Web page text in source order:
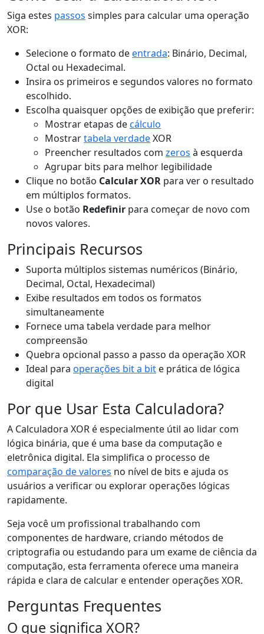
Siga estes passos simples para calcular uma operação
XOR:
Selecione o formato deentrada: Binário, Decimal,
Octal ou Hexadecimal.
Insira os primeiros e segundos valores no formato
escolhido.
Escolha quaisquer opções de exibição que preferir:
Mostrar etapas decálculo
Mostrartabela verdadeXOR
Preencher resultados com zeros à esquerda
Agrupar bits para melhor legibilidade
Clique no botão Calcular XOR para ver o resultado
em múltiplos formatos.
Use o botão Redefinir para começar de novo com
novos valores.
Principais Recursos
Suporta múltiplos sistemas numéricos (Binário,
Decimal, Octal, Hexadecimal)
Exibe resultados em todos os formatos
simultaneamente
Fornece uma tabela verdade para melhor
compreensão
Quebra opcional passo a passo da operação XOR
Ideal para operações bit a bit e prática de lógica
digital
Por que Usar Esta Calculadora?
A Calculadora XOR é especialmente útil ao lidar com
lógica binária, que é uma base da computação e
eletrônica digital. Ela simplifica o processo de
comparação de valores no nível de bits e ajuda os
usuários a verificar ou explorar operações lógicas
rapidamente.
Seja você um profissional trabalhando com
componentes de hardware, criando métodos de
criptografia ou estudando para um exame de ciência da
computação, esta ferramenta oferece uma maneira
rápida e clara de calcular e entender operações XOR.
Perguntas Frequentes
O que significa XOR?